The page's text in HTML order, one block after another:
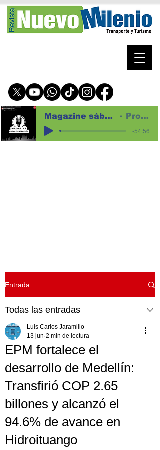
Magazine sábado 1 de agosto de 2026 para web
Programa magazine
-54:56
Entrada
Todas las entradas
EPM fortalece el
desarrollo de Medellín:
Transfirió COP 2.65
billones y alcanzó el
94.6% de avance en
Hidroituango
Luis Carlos Jaramillo
13 jun 2 min de lectura